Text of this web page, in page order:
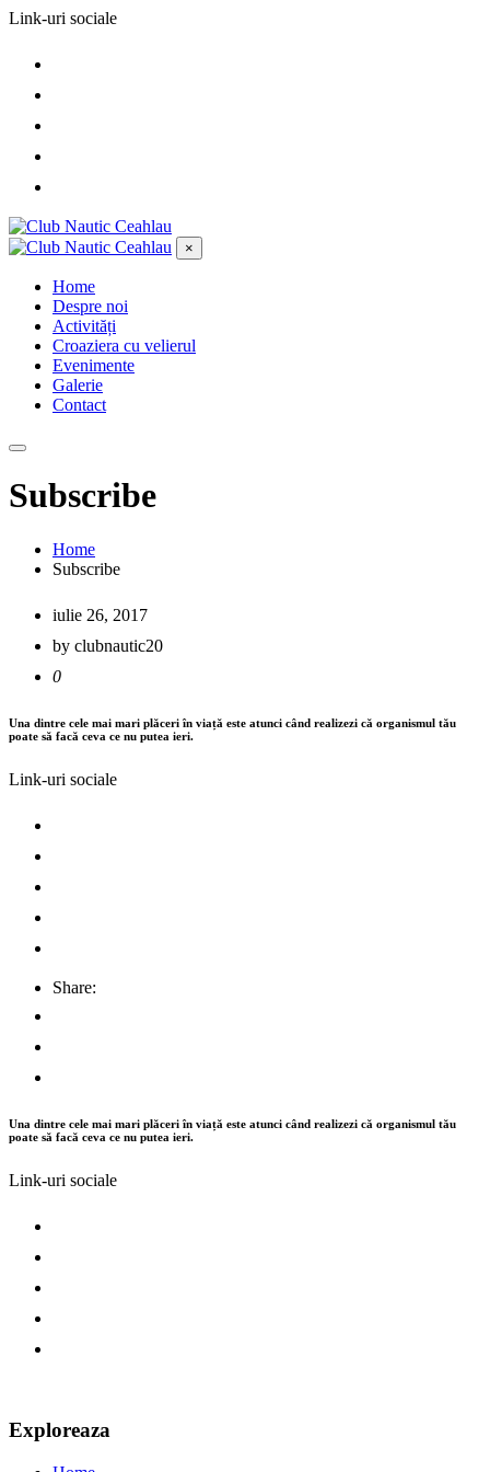
Link-uri sociale
×
Home
Despre noi
Activități
Croaziera cu velierul
Evenimente
Galerie
Contact
Subscribe
Home
Subscribe
iulie 26, 2017
by clubnautic20
0
Una dintre cele mai mari plăceri în viață este atunci când realizezi că organismul tău
poate să facă ceva ce nu putea ieri.
Link-uri sociale
Share:
Una dintre cele mai mari plăceri în viață este atunci când realizezi că organismul tău
poate să facă ceva ce nu putea ieri.
Link-uri sociale
Exploreaza